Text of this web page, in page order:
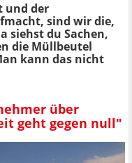
und der
sind wir die,
siehst du Sachen,
die Müllbeutel
kann das nicht
über
geht gegen null"